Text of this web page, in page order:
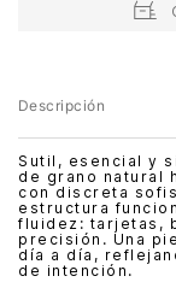
Descripción
Sutil, esencial y
de grano natural
con discreta
estructura
fluidez: tarjetas,
precisión. Una
día a día,
de intención.